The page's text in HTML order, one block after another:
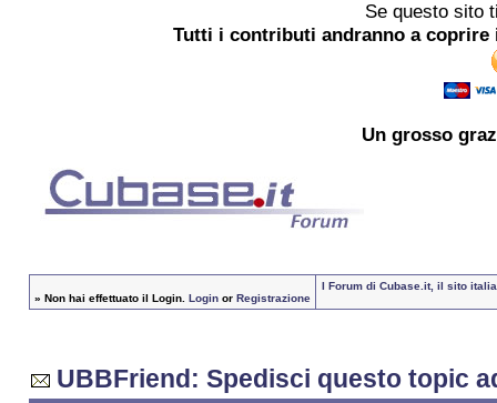
Se questo sito
Tutti i contributi andranno a
Un grosso
» Non hai effettuato il Login. Loginor Registrazione
I Forum di Cubase.it, il sito
UBBFriend: Spedisci questo topic